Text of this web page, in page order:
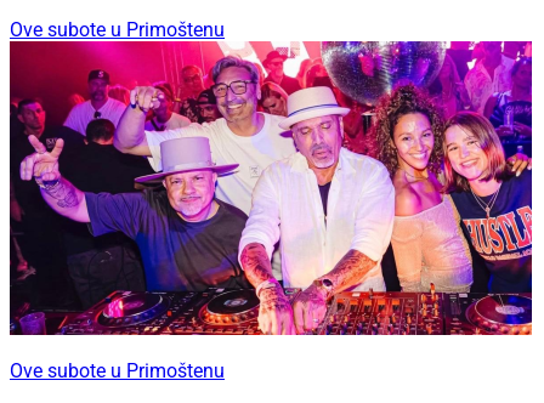
Ove subote u Primoštenu
Ove subote u Primoštenu